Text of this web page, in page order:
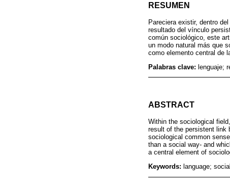
RESUMEN
Pareciera existir, dentro
resultado del vínculo
común sociológico, este
un modo natural más que
como elemento central de
Palabras clave: lenguaje;
ABSTRACT
Within the sociological
result of the persistent link
sociological common
than a social way- and
a central element of
Keywords: language;